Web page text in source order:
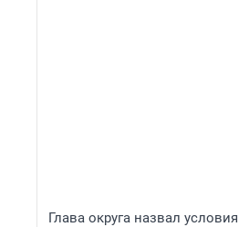
Глава округа назвал условия